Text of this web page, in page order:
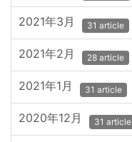
2021年3月 31 article
2021年2月 28 article
2021年1月 31 article
2020年12月 31 article